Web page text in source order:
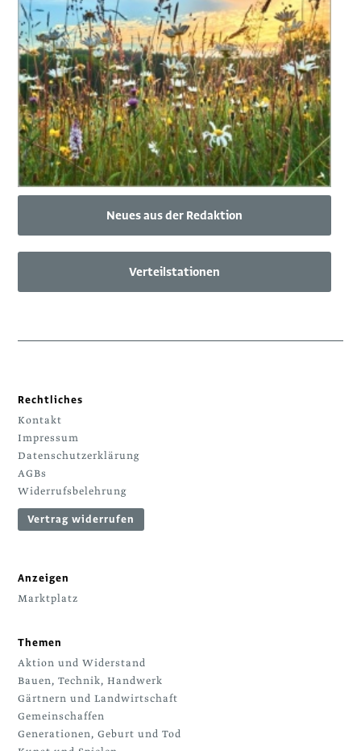
Neues aus der Redaktion
Verteilstationen
Rechtliches
Kontakt
Impressum
Datenschutzerklärung
AGBs
Widerrufsbelehrung
Vertrag widerrufen
Anzeigen
Marktplatz
Themen
Aktion und Widerstand
Bauen, Technik, Handwerk
Gärtnern und Landwirtschaft
Gemeinschaffen
Generationen, Geburt und Tod